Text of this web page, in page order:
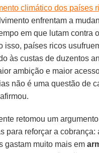
climático dos países
enfrentam a
em que lutam contra
isso, países ricos
às custas de duzentos
ambição e maior
não é uma questão de
retomou um
para reforçar a cobrança:
gastam muito mais em